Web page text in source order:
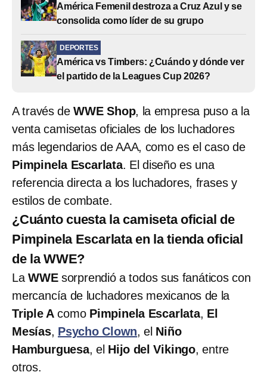
América Femenil destroza a Cruz Azul y se
consolida como líder de su grupo
DEPORTES
América vs Timbers: ¿Cuándo y dónde ver
el partido de la Leagues Cup 2026?
A través deWWE Shop, la empresa puso a la
venta camisetas oficiales de los luchadores
más legendarios de AAA, como es el caso de
Pimpinela Escarlata. El diseño es una
referencia directa a los luchadores, frases y
estilos de combate.
¿Cuánto cuesta la camiseta oficial de
Pimpinela Escarlata en la tienda oficial
de la WWE?
La WWE sorprendió a todos sus fanáticos con
mercancía de luchadores mexicanos de la
Triple A como Pimpinela Escarlata, El
Mesías, Psycho Clown, el Niño
Hamburguesa, el Hijo del Vikingo, entre
otros.